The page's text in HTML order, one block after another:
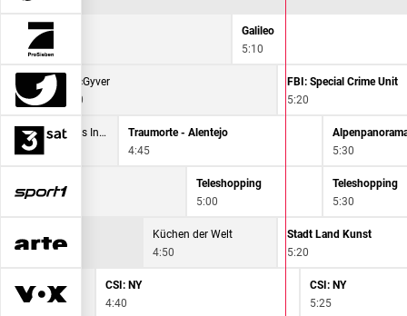
Galileo
5:10
MacGyver
4:30
FBI: Special Crime Unit
5:20
Die Azoren - Grünes Inselparadies
Traumorte - Alentejo
4:45
5:30
Teleshopping
5:00
Teleshopping
5:30
Küchen der Welt
4:50
Stadt Land Kunst
5:20
CSI: NY
4:40
CSI: NY
5:25